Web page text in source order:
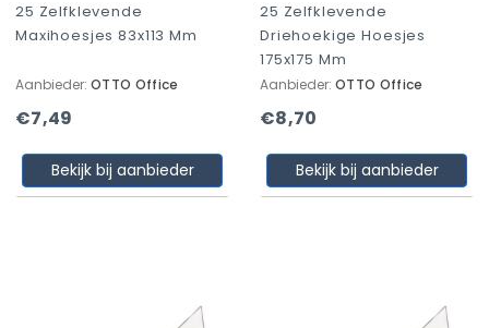
25 Zelfklevende
Maxihoesjes 83x113 Mm
Aanbieder: OTTO Office
€7,49
Bekijk bij aanbieder
25 Zelfklevende
Driehoekige Hoesjes
175x175 Mm
Aanbieder: OTTO Office
€8,70
Bekijk bij aanbieder